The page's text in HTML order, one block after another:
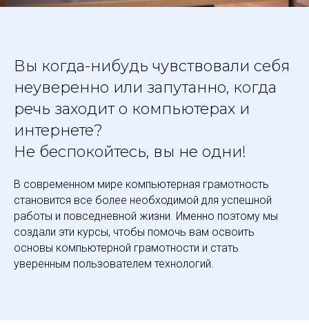
Вы когда-нибудь чувствовали себя
неуверенно или запутанно, когда
речь заходит о компьютерах и
интернете?
Не беспокойтесь, вы не одни!
В современном мире компьютерная грамотность
становится все более необходимой для успешной
работы и повседневной жизни. Именно поэтому мы
создали эти курсы, чтобы помочь вам освоить
основы компьютерной грамотности и стать
уверенным пользователем технологий.